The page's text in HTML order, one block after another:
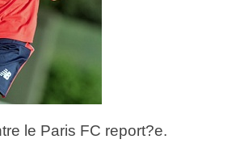
le Paris FC report?e.